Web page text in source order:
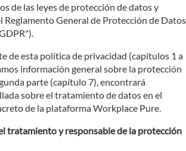
de las leyes de protección de datos y
Reglamento General de Protección de Datos
de esta política de privacidad (capítulos 1 a
información general sobre la protección
parte (capítulo 7), encontrará
sobre el tratamiento de datos en el
de la plataforma Workplace Pure.
tratamiento y responsable de la protección